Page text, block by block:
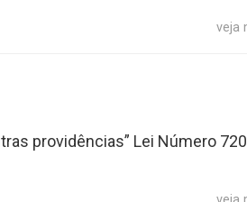
veja
providências” Lei Número